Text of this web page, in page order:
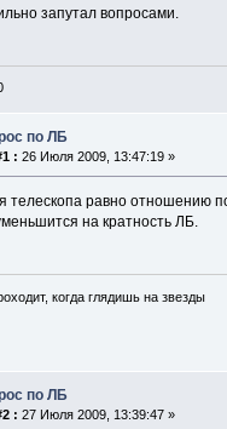
запутал вопросами.
по ЛБ
: 26 Июля 2009, 13:47:19 »
равно отношению
на кратность ЛБ.
когда глядишь на звезды
по ЛБ
: 27 Июля 2009, 13:39:47 »